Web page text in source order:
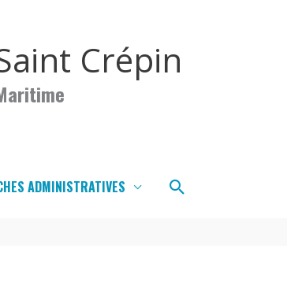
Crépin
ADMINISTRATIVES Rechercher